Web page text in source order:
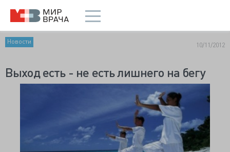
Новости 10/11/2012
Выход есть - не есть лишнего на бегу